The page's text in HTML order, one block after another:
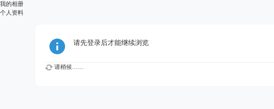
我的相册
个人资料
请先登录后才能继续浏览
请稍候……